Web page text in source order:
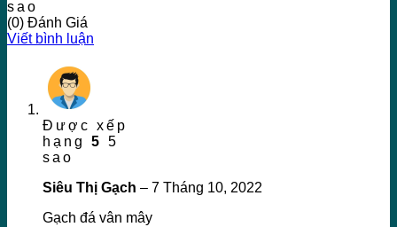
sao
(0) Đánh Giá
Viết bình luận
Được xếp
hạng 5 5
sao
Siêu Thị Gạch – 7 Tháng 10, 2022
Gạch đá vân mây